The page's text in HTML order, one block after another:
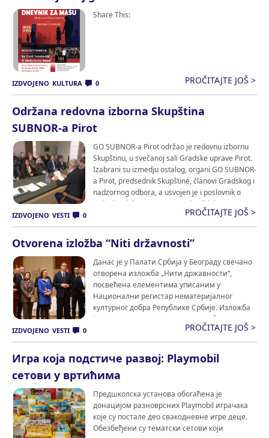
Share This:
IZDVOJENO KULTURA 0 PROČITAJTE JOŠ >
Održana redovna izborna Skupština
SUBNOR-a Pirot
GO SUBNOR-a Pirot održao je redovnu izbornu
Skupštinu, u svečanoj sali Gradske uprave Pirot.
Izabrani su izmedju ostalog, organi GO SUBNOR-
a Pirot, predsednik Skupštine, članovi Gradskog i
nadzornog odbora, a usvojen je i poslovnik o
radu, kao i dopuna statuta. Skupštini su
prisustvovali i predstavnici SUBNOR Srbije. Share
This:
IZDVOJENO VESTI 0 PROČITAJTE JOŠ >
Otvorena izložba “Niti državnosti”
Данас је у Палати Србија у Београду свечано
отворена изложба „Нити државности“,
посвећена елементима уписаним у
Национални регистар нематеријалног
културног добра Републике Србије. Изложба
је организована у сарадњи са Амбасадом
Велике Британије у Београду, под
покровитељством председника Републике.
Отварајући изложбену поставку, председник
Републике Србије Александар Вучић истакао
је значај очувања културног наслеђа као
IZDVOJENO VESTI 0 PROČITAJTE JOŠ >
Игра која подстиче развој: Playmobil
сетови у вртићима
Предшколска установа обогаћена је
донацијом разноврсних Playmobil играчака
које су постале део свакодневне игре деце.
Обезбеђени су тематски сетови који